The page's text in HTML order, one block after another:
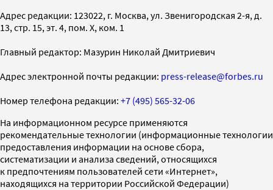
Адрес редакции: 123022, г. Москва, ул. Звенигородская 2-я, д.
13, стр. 15, эт. 4, пом. X, ком. 1
Главный редактор: Мазурин Николай Дмитриевич
Адрес электронной почты редакции: press-release@forbes.ru
Номер телефона редакции: +7 (495) 565-32-06
На информационном ресурсе применяются
рекомендательные технологии (информационные технологии
предоставления информации на основе сбора,
систематизации и анализа сведений, относящихся
к предпочтениям пользователей сети «Интернет»,
находящихся на территории Российской Федерации)